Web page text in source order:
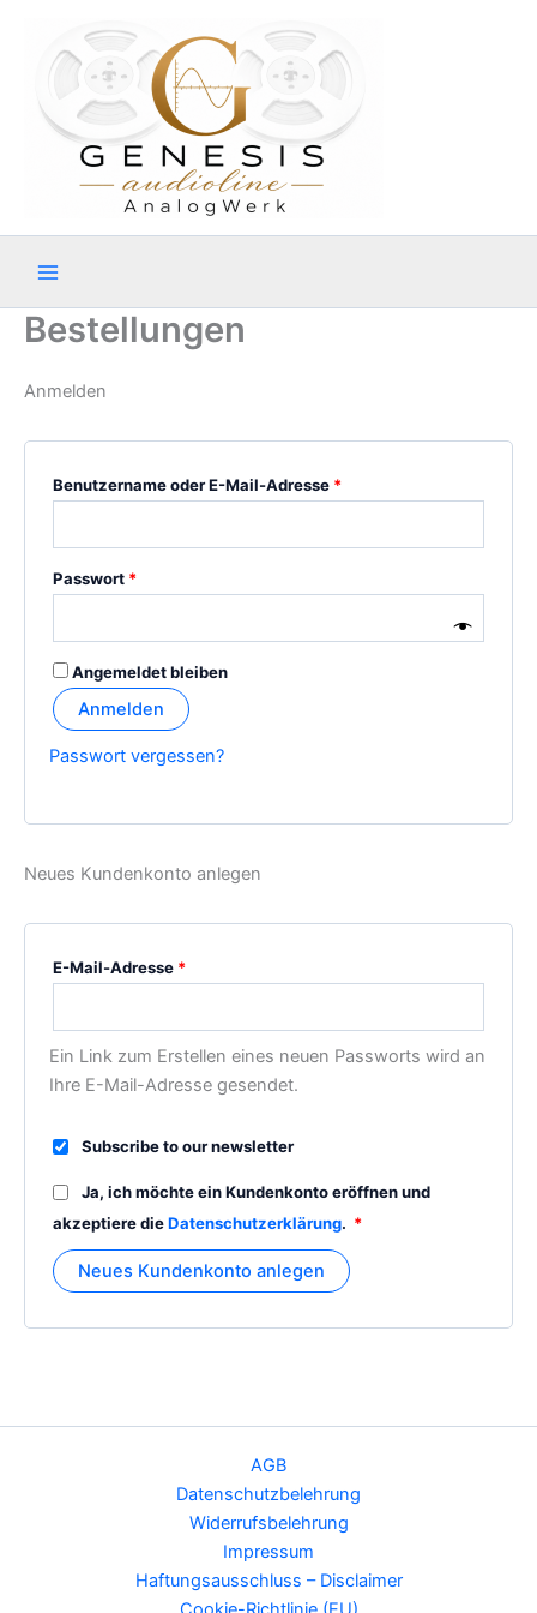
springen
Bestellungen
Anmelden
Benutzername oder E-Mail-Adresse *Erforderlich
Passwort *Erforderlich
Angemeldet bleiben
Anmelden
Passwort vergessen?
Neues Kundenkonto anlegen
E-Mail-Adresse *Erforderlich
Ein Link zum Erstellen eines neuen Passworts wird an
Ihre E-Mail-Adresse gesendet.
Subscribe to our newsletter
Ja, ich möchte ein Kundenkonto eröffnen und
akzeptiere dieDatenschutzerklärung. *Erforderlich
Neues Kundenkonto anlegen
AGB
Datenschutzbelehrung
Widerrufsbelehrung
Impressum
Haftungsausschluss – Disclaimer